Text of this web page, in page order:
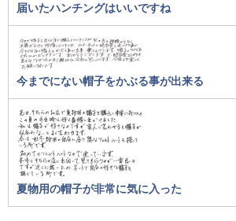
届いたハンチングはいいですね
今までにない帽子をかぶる事が出来る
夏物用の帽子が非常に気に入った